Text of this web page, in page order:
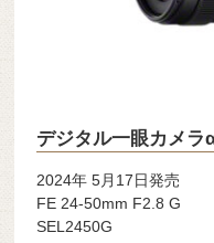
デジタル一眼カメ
2024年 5月17日発売
FE 24-50mm F2.8 G
SEL2450G